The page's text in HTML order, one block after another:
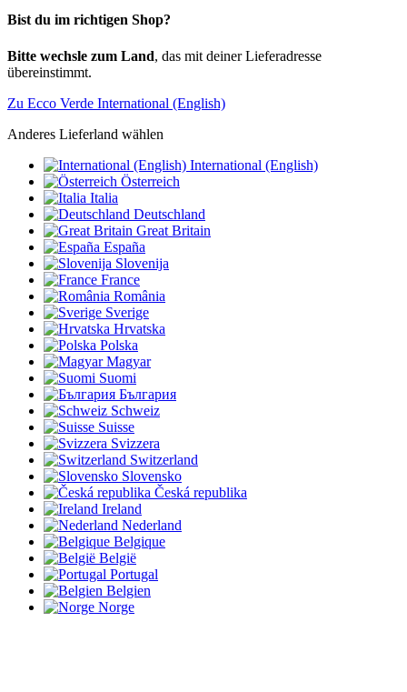
Bist du im richtigen Shop?
Bitte wechsle zum Land, das mit deiner Lieferadresse
übereinstimmt.
Zu Ecco Verde International (English)
Anderes Lieferland wählen
International (English)
Österreich
Italia
Deutschland
Great Britain
España
Slovenija
France
România
Sverige
Hrvatska
Polska
Magyar
Suomi
България
Schweiz
Suisse
Svizzera
Switzerland
Slovensko
Česká republika
Ireland
Nederland
Belgique
België
Portugal
Belgien
Norge